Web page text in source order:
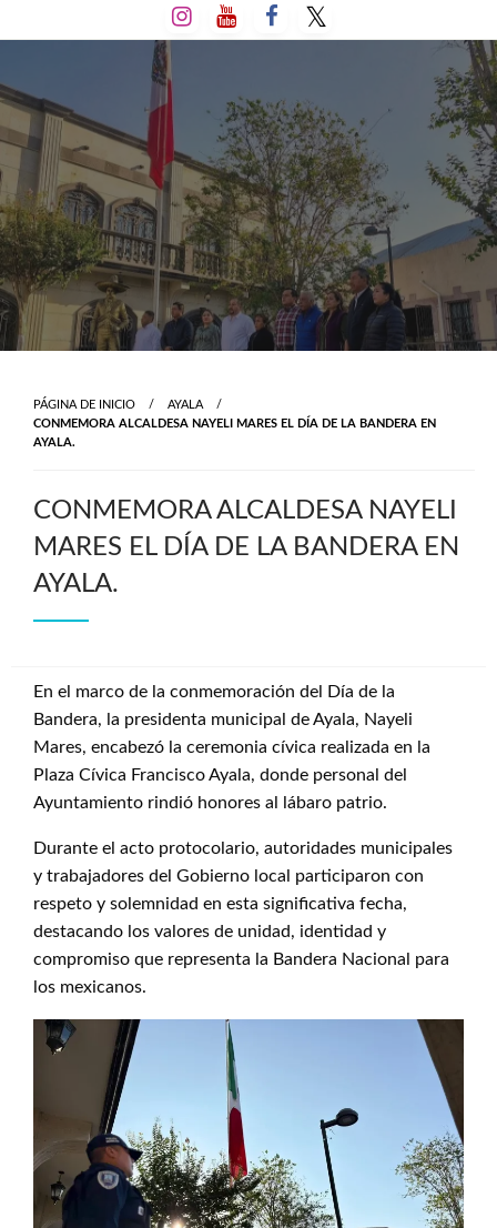
al
PÁGINA DE INICIO
AYALA
CONMEMORA ALCALDESA NAYELI MARES EL DÍA DE LA BANDERA EN
AYALA.
CONMEMORA ALCALDESA NAYELI
MARES EL DÍA DE LA BANDERA EN
AYALA.
En el marco de la conmemoración del Día de la
Bandera, la presidenta municipal de Ayala, Nayeli
Mares, encabezó la ceremonia cívica realizada en la
Plaza Cívica Francisco Ayala, donde personal del
Ayuntamiento rindió honores al lábaro patrio.
Durante el acto protocolario, autoridades municipales
y trabajadores del Gobierno local participaron con
respeto y solemnidad en esta significativa fecha,
destacando los valores de unidad, identidad y
compromiso que representa la Bandera Nacional para
los mexicanos.